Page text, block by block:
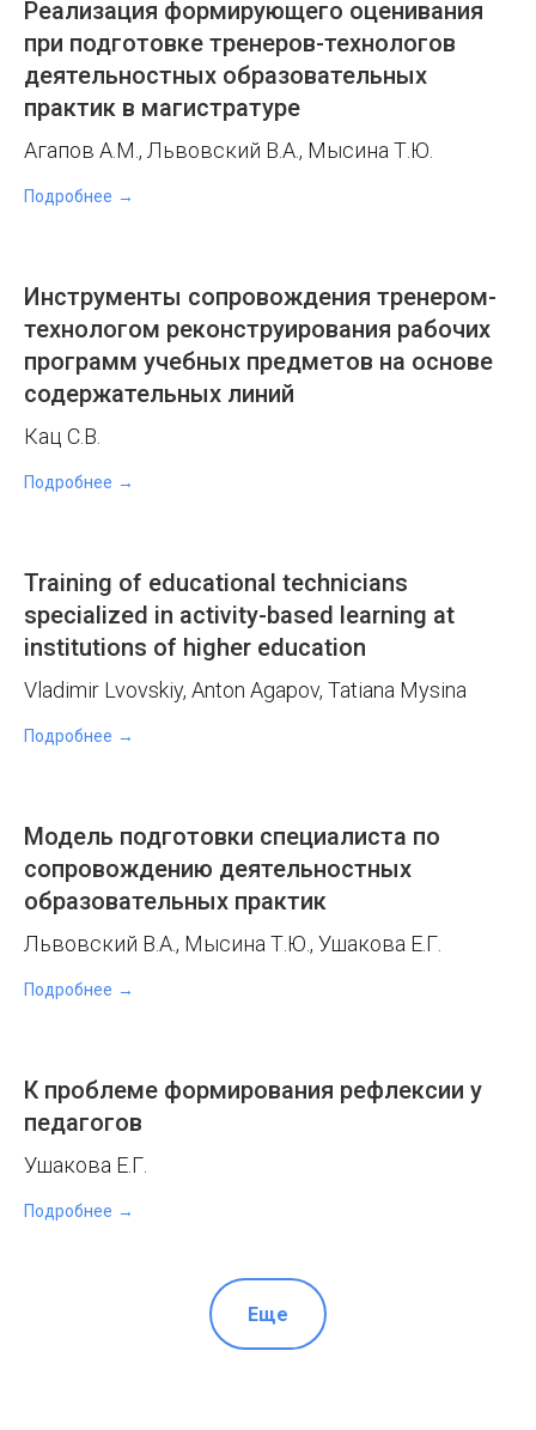
Реализация формирующего оценивания
при подготовке тренеров-технологов
деятельностных образовательных
практик в магистратуре
Агапов А.М., Львовский В.А., Мысина Т.Ю.
Подробнее
Инструменты сопровождения тренером-
технологом реконструирования рабочих
программ учебных предметов на основе
содержательных линий
Кац С.В.
Подробнее
Training of educational technicians
specialized in activity-based learning at
institutions of higher education
Vladimir Lvovskiy, Anton Agapov, Tatiana Mysina
Подробнее
Модель подготовки специалиста по
сопровождению деятельностных
образовательных практик
Львовский В.А., Мысина Т.Ю., Ушакова Е.Г.
Подробнее
К проблеме формирования рефлексии у
педагогов
Ушакова Е.Г.
Подробнее
Еще